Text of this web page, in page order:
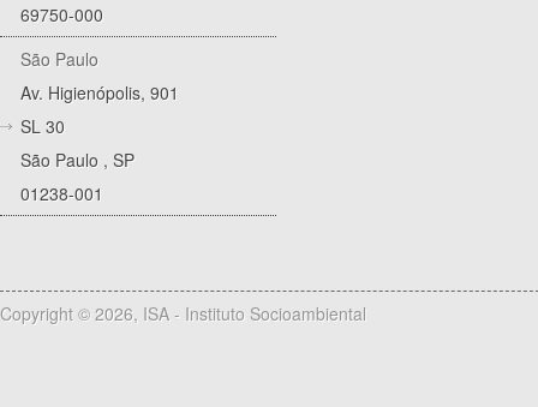
69750-000
São Paulo
Av. Higienópolis, 901
SL 30
São Paulo , SP
01238-001
Copyright © 2026, ISA - Instituto Socioambiental